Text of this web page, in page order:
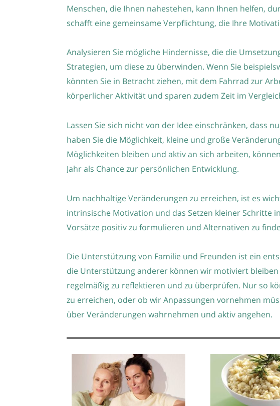
Menschen, die Ihnen nahestehen, kann Ihnen helfen,
schafft eine gemeinsame Verpflichtung, die Ihre
Analysieren Sie mögliche Hindernisse, die die
Strategien, um diese zu überwinden. Wenn Sie
könnten Sie in Betracht ziehen, mit dem Fahrrad zur
körperlicher Aktivität und sparen zudem Zeit im
Lassen Sie sich nicht von der Idee einschränken, dass
haben Sie die Möglichkeit, kleine und große
Möglichkeiten bleiben und aktiv an sich arbeiten,
Jahr als Chance zur persönlichen Entwicklung.
Um nachhaltige Veränderungen zu erreichen, ist es
intrinsische Motivation und das Setzen kleiner Schritte
Vorsätze positiv zu formulieren und Alternativen zu
Die Unterstützung von Familie und Freunden ist ein
die Unterstützung anderer können wir motiviert
regelmäßig zu reflektieren und zu überprüfen. Nur so
zu erreichen, oder ob wir Anpassungen vornehmen
über Veränderungen wahrnehmen und aktiv angehen.